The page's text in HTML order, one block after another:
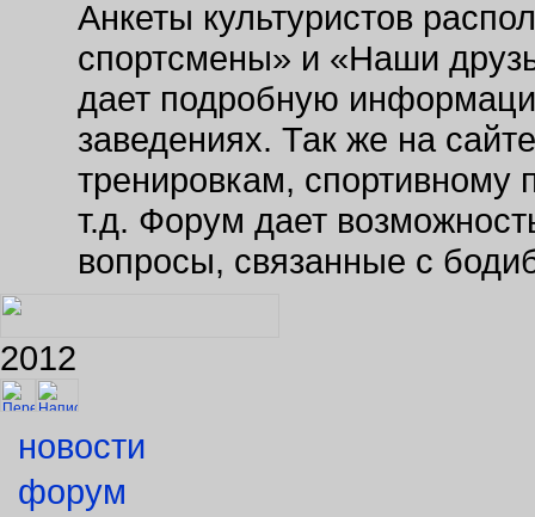
спортсмены» и «Наши
дает подробную
заведениях. Так же на
тренировкам, спортивному
т.д. Форум дает
вопросы, связанные с
2012
форум